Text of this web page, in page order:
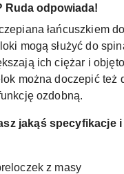
Ruda odpowiada!
łańcuszkiem
mogą służyć do
ich ciężar i
można doczepić też
ozdobną.
jakąś specyfikacje
z masy